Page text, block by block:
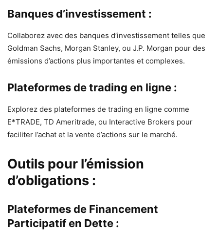
Banques d’investissement :
Collaborez avec des banques d’investissement telles que
Goldman Sachs, Morgan Stanley, ou J.P. Morgan pour des
émissions d’actions plus importantes et complexes.
Plateformes de trading en ligne :
Explorez des plateformes de trading en ligne comme
E*TRADE, TD Ameritrade, ou Interactive Brokers pour
faciliter l’achat et la vente d’actions sur le marché.
Outils pour l’émission
d’obligations :
Plateformes de Financement
Participatif en Dette :